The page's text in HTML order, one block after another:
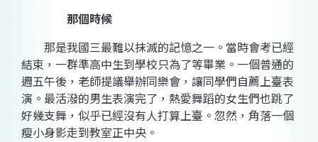
那個時候
那是我國三最難以抹滅的記憶之一。當時會考已經
結束，一群準高中生到學校只為了等畢業。一個普通的
週五午後，老師提議舉辦同樂會，讓同學們自薦上臺表
演。最活潑的男生表演完了，熱愛舞蹈的女生們也跳了
好幾支舞，似乎已經沒有人打算上臺。忽然，角落一個
瘦小身影走到教室正中央。